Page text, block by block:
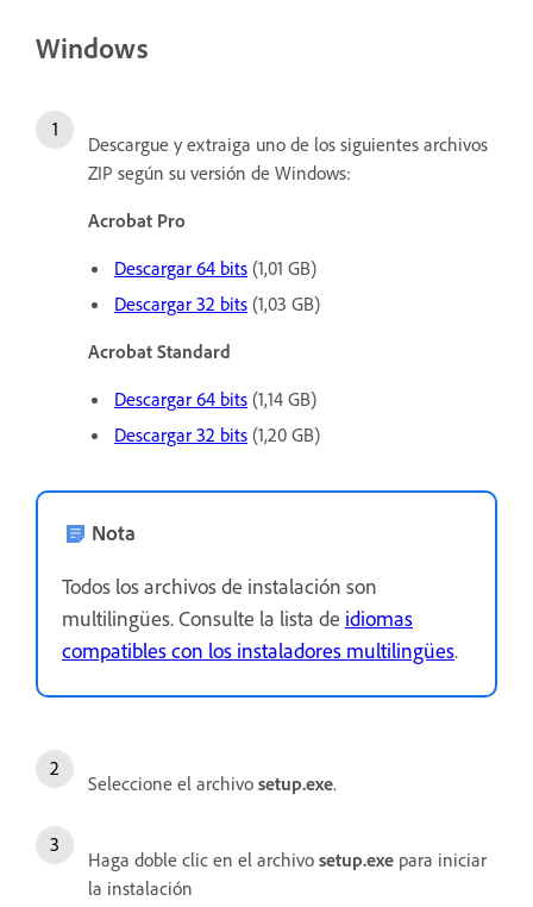
Windows
Descargue y extraiga uno de los siguientes archivos
ZIP según su versión de Windows:
Acrobat Pro
Descargar 64 bits (1,01 GB)
Descargar 32 bits (1,03 GB)
Acrobat Standard
Descargar 64 bits (1,14 GB)
Descargar 32 bits (1,20 GB)
Nota
Todos los archivos de instalación son
multilingües. Consulte la lista de idiomas
compatibles con los instaladores multilingües.
Seleccione el archivo setup.exe.
Haga doble clic en el archivo setup.exe para iniciar
la instalación